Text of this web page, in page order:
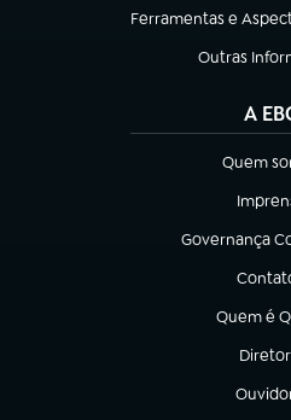
Ferramentas e
(abre em nova aba)
Outras
(abre em
A
Quem
(abre em
(abre
Governança
(abre em nova
(abre
Quem é
(abre em
(abre
(abre